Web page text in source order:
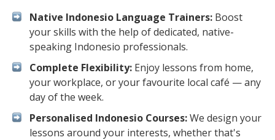
Native Indonesio Language Trainers: Boost
your skills with the help of dedicated, native-
speaking Indonesio professionals.
Complete Flexibility: Enjoy lessons from home,
your workplace, or your favourite local café — any
day of the week.
Personalised Indonesio Courses:We design your
lessons around your interests, whether that's